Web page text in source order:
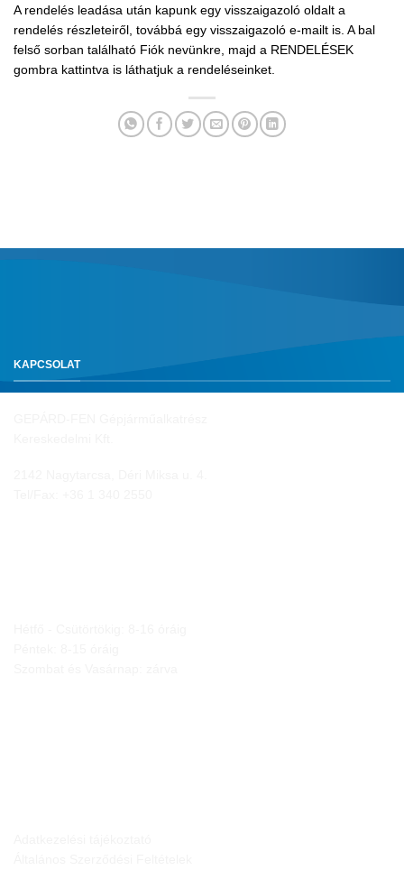
A rendelés leadása után kapunk egy visszaigazoló oldalt a
rendelés részleteiről, továbbá egy visszaigazoló e-mailt is. A bal
felső sorban található Fiók nevünkre, majd a RENDELÉSEK
gombra kattintva is láthatjuk a rendeléseinket.
KAPCSOLAT